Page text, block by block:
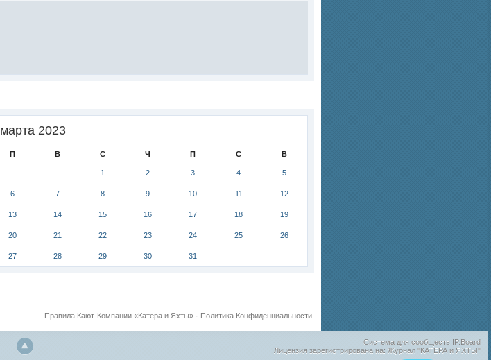
марта 2023
П В С Ч П С В
1 2 3 4 5
6 7 8 9 10 11 12
13 14 15 16 17 18 19
20 21 22 23 24 25 26
27 28 29 30 31
Политика Конфиденциальности
Правила Кают-Компании «Катера и Яхты» ·
Система для сообществ IP.Board
Лицензия зарегистрирована на: Журнал "КАТЕРА и ЯХТЫ"